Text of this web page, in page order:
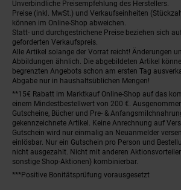
Unverbindliche Preisempfehlung des Herstellers.
Preise (inkl. MwSt.) und Verkaufseinheiten
können im Online-Shop abweichen.
Statt- und durchgestrichene Preise beziehen sich
geforderten Verkaufspreis.
Alle Artikel solange der Vorrat reicht! Änderungen
Abbildungen ähnlich. Die abgebildeten Artikel
begrenzten Angebots schon am ersten Tag
Abgabe nur in haushaltsüblichen Mengen!
**15€ Rabatt im Marktkauf Online-Shop auf das
einem Mindestbestellwert von 200 €.
Gutscheine, Bücher und Pre- &
gekennzeichnete Artikel. Keine Anrechnung auf
Gutschein wird nur einmalig an Neuanmelder
einlösbar. Nur ein Gutschein pro Person und
nicht ausgezahlt. Nicht mit anderen
sonstige Shop-Aktionen) kombinierbar.
***Positive Bonitätsprüfung vorausgesetzt